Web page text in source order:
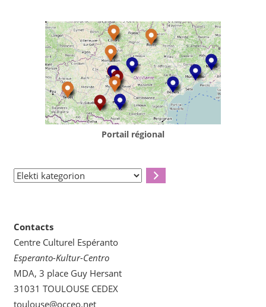
Portail régional
Elekti
Contacts
Centre Culturel Espéranto
Esperanto-Kultur-Centro
MDA, 3 place Guy Hersant
31031 TOULOUSE CEDEX
toulouse@occeo.net